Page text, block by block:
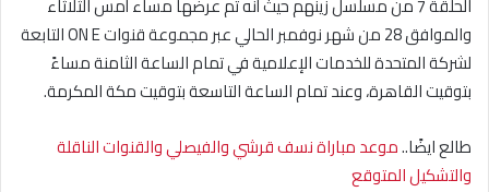
والموافق 28 من شهر نوفمبر الحالي عبر مجموعة قنوات ON E التابعة
لشركة المتحدة للخدمات الإعلامية في تمام الساعة الثامنة مساءً
بتوقيت القاهرة، وعند تمام الساعة التاسعة بتوقيت مكة المكرمة.
طالع ايضًا..موعد مباراة نسف قرشي والفيصلي والقنوات الناقلة
والتشكيل المتوقع